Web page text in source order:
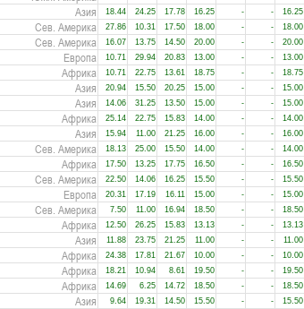
Азия 18.44 24.25 17.78 16.25 - - 16.25
Сев. Америка 27.86 10.31 17.50 18.00 - - 18.00
Сев. Америка 16.07 13.75 14.50 20.00 - - 20.00
Европа 10.71 29.94 20.83 13.00 - - 13.00
Африка 10.71 22.75 13.61 18.75 - - 18.75
Азия 20.94 15.50 20.25 15.00 - - 15.00
Азия 14.06 31.25 13.50 15.00 - - 15.00
Африка 25.14 22.75 15.83 14.00 - - 14.00
Азия 15.94 11.00 21.25 16.00 - - 16.00
Сев. Америка 18.13 25.00 15.50 14.00 - - 14.00
Африка 17.50 13.25 17.75 16.50 - - 16.50
Сев. Америка 22.50 14.06 16.25 15.50 - - 15.50
Европа 20.31 17.19 16.11 15.00 - - 15.00
Сев. Америка 7.50 11.00 16.94 18.50 - - 18.50
Африка 12.50 26.25 15.83 13.13 - - 13.13
Азия 11.88 23.75 21.25 11.00 - - 11.00
Африка 24.38 17.81 21.67 10.00 - - 10.00
Африка 18.21 10.94 8.61 19.50 - - 19.50
Африка 14.69 6.25 14.72 18.50 - - 18.50
Азия 9.64 19.31 14.50 15.50 - - 15.50